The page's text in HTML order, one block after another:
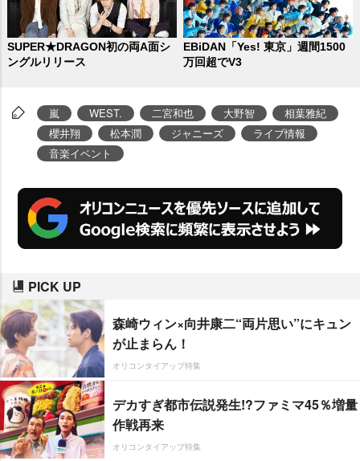
SUPER★DRAGON初の両A面シ
ングルリリース
EBiDAN「Yes! 東京」週間1500
万回超でV3
嵐 WEST. 二宮和也 大野智
相葉雅紀
櫻井翔
松本潤 ジャニーズ
ライブ情報
音楽イベント
PICK UP
森崎ウィン×向井康二“両片思い”にキュン
が止まらん！
オリコンタイアップ特集
デカすぎ都市伝説発生!?ファミマ45％増量
作戦再来
オリコンタイアップ特集